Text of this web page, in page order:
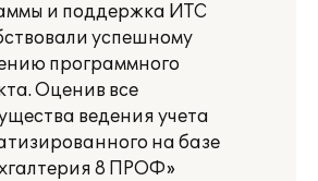
и поддержка ИТС
успешному
программного
Оценив все
ведения учета
на базе
8 ПРОФ»